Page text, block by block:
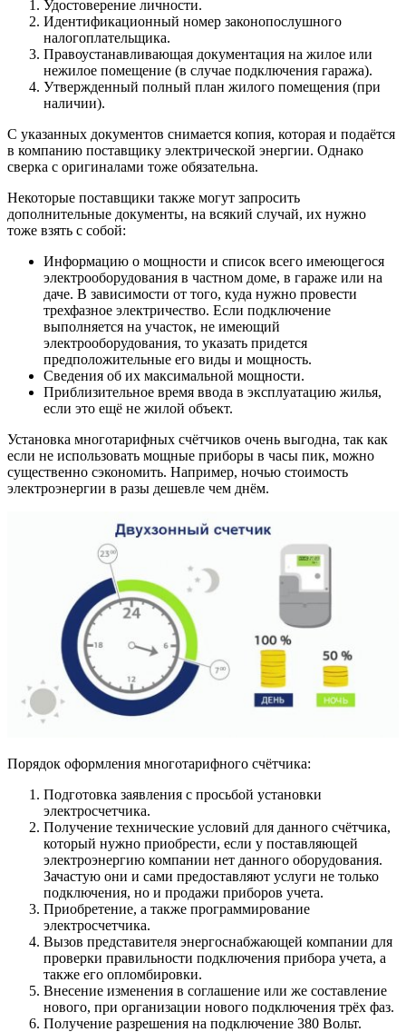
Удостоверение личности.
Идентификационный номер законопослушного
налогоплательщика.
Правоустанавливающая документация на жилое или
нежилое помещение (в случае подключения гаража).
Утвержденный полный план жилого помещения (при
наличии).
С указанных документов снимается копия, которая и подаётся
в компанию поставщику электрической энергии. Однако
сверка с оригиналами тоже обязательна.
Некоторые поставщики также могут запросить
дополнительные документы, на всякий случай, их нужно
тоже взять с собой:
Информацию о мощности и список всего имеющегося
электрооборудования в частном доме, в гараже или на
даче. В зависимости от того, куда нужно провести
трехфазное электричество. Если подключение
выполняется на участок, не имеющий
электрооборудования, то указать придется
предположительные его виды и мощность.
Сведения об их максимальной мощности.
Приблизительное время ввода в эксплуатацию жилья,
если это ещё не жилой объект.
Установка многотарифных счётчиков очень выгодна, так как
если не использовать мощные приборы в часы пик, можно
существенно сэкономить. Например, ночью стоимость
электроэнергии в разы дешевле чем днём.
Порядок оформления многотарифного счётчика:
Подготовка заявления с просьбой установки
электросчетчика.
Получение технические условий для данного счётчика,
который нужно приобрести, если у поставляющей
электроэнергию компании нет данного оборудования.
Зачастую они и сами предоставляют услуги не только
подключения, но и продажи приборов учета.
Приобретение, а также программирование
электросчетчика.
Вызов представителя энергоснабжающей компании для
проверки правильности подключения прибора учета, а
также его опломбировки.
Внесение изменения в соглашение или же составление
нового, при организации нового подключения трёх фаз.
Получение разрешения на подключение 380 Вольт.